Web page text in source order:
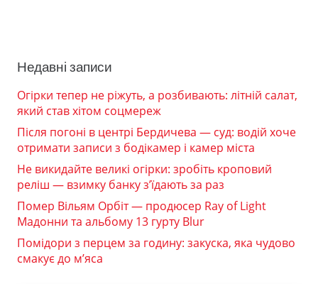
Недавні записи
Огірки тепер не ріжуть, а розбивають: літній салат,
який став хітом соцмереж
Після погоні в центрі Бердичева — суд: водій хоче
отримати записи з бодікамер і камер міста
Не викидайте великі огірки: зробіть кроповий
реліш — взимку банку з’їдають за раз
Помер Вільям Орбіт — продюсер Ray of Light
Мадонни та альбому 13 гурту Blur
Помідори з перцем за годину: закуска, яка чудово
смакує до м’яса